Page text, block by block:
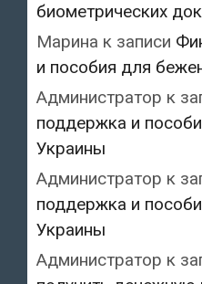
биометрических
Марина к записи
и пособия для
Администратор к
поддержка и
Украины
Администратор к
поддержка и
Украины
Администратор к